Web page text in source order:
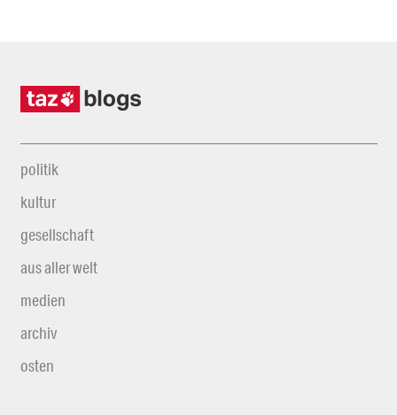
politik
kultur
gesellschaft
aus aller welt
medien
archiv
osten